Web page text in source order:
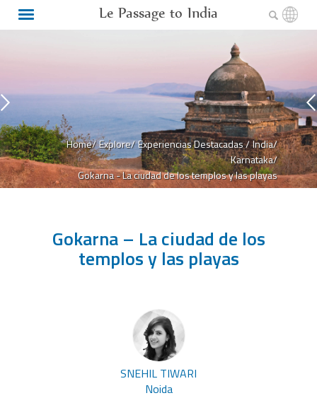
Le Passage to India
Home/Explore/Experiencias Destacadas /India/
Karnataka/
Gokarna - La ciudad de los templos y las playas
Gokarna – La ciudad de los
templos y las playas
SNEHIL TIWARI
Noida